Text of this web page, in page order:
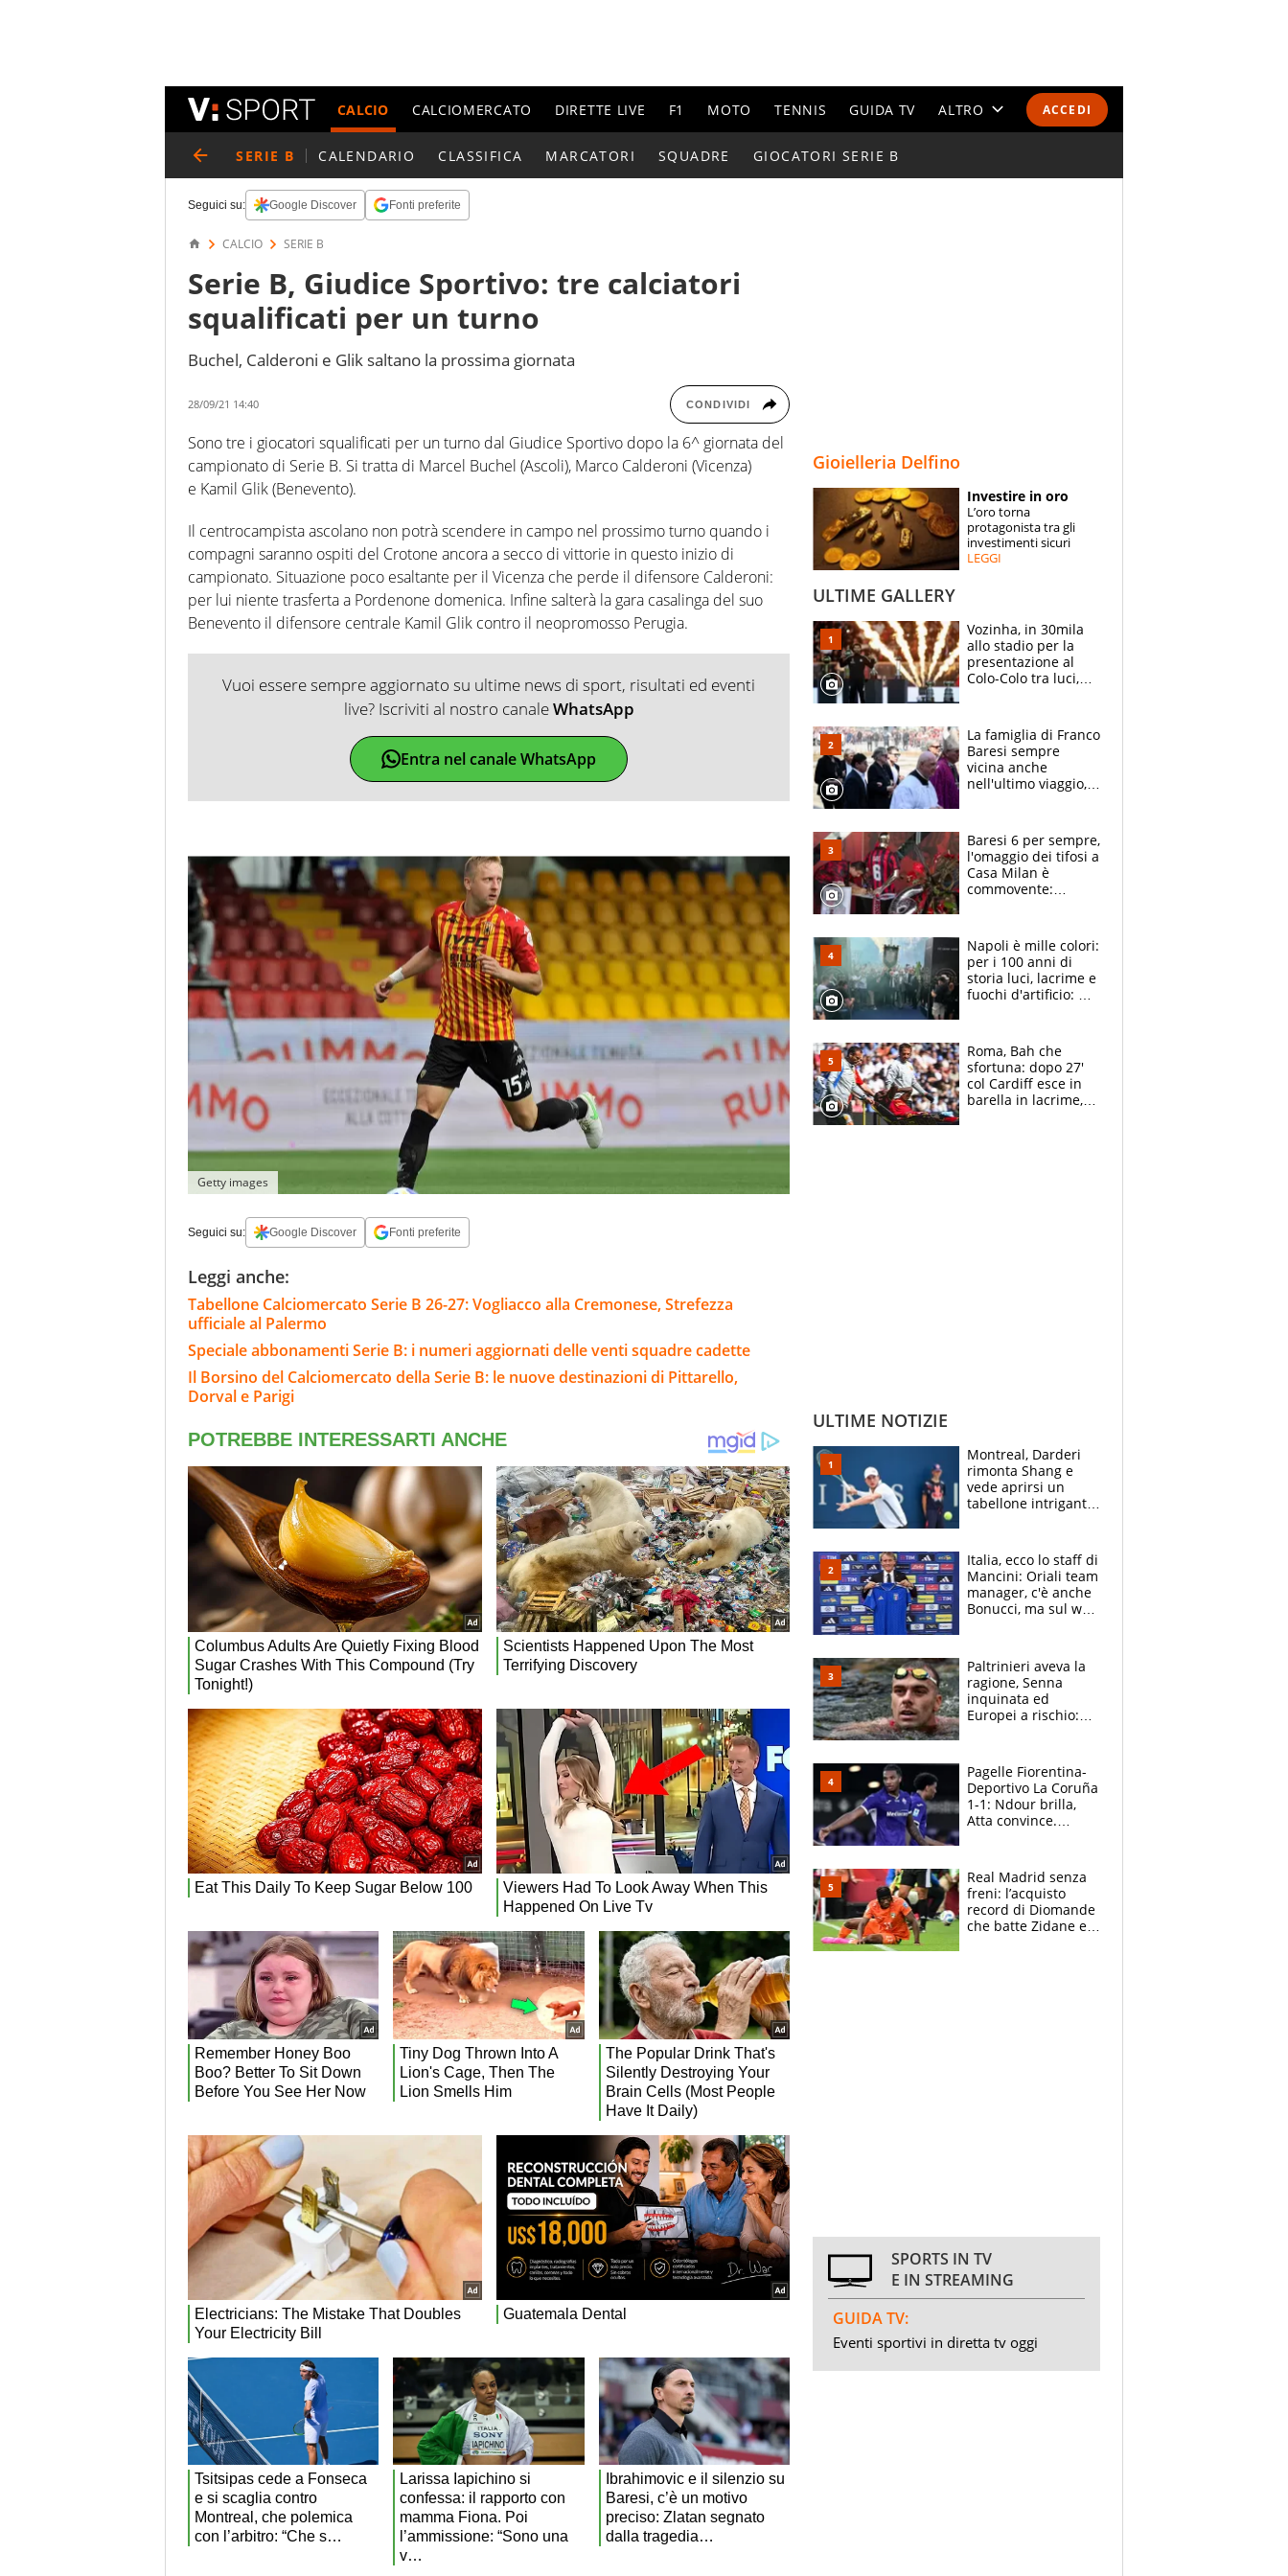
ACCEDI
CALCIO CALCIOMERCATO DIRETTE LIVE F1 MOTO TENNIS GUIDA TV ALTRO
ESPERTI
CONTATTI
SERIE B CALENDARIO CLASSIFICA MARCATORI SQUADRE GIOCATORI SERIE B
Seguici su: Google Discover Fonti preferite
CALCIO SERIE B
Serie B, Giudice Sportivo: tre calciatori
squalificati per un turno
Buchel, Calderoni e Glik saltano la prossima giornata
28/09/21 14:40 CONDIVIDI
Sono tre i giocatori squalificati per un turno dal Giudice Sportivo dopo la 6^ giornata del
campionato di Serie B. Si tratta di Marcel Buchel (Ascoli), Marco Calderoni (Vicenza)
e Kamil Glik (Benevento).
Il centrocampista ascolano non potrà scendere in campo nel prossimo turno quando i
compagni saranno ospiti del Crotone ancora a secco di vittorie in questo inizio di
campionato. Situazione poco esaltante per il Vicenza che perde il difensore Calderoni:
per lui niente trasferta a Pordenone domenica. Infine salterà la gara casalinga del suo
Benevento il difensore centrale Kamil Glik contro il neopromosso Perugia.
Vuoi essere sempre aggiornato su ultime news di sport, risultati ed eventi
live? Iscriviti al nostro canaleWhatsApp
Entra nel canale WhatsApp
Getty images
Seguici su: Google Discover Fonti preferite
Leggi anche:
Tabellone Calciomercato Serie B 26-27: Vogliacco alla Cremonese, Strefezza
ufficiale al Palermo
Speciale abbonamenti Serie B: i numeri aggiornati delle venti squadre cadette
Il Borsino del Calciomercato della Serie B: le nuove destinazioni di Pittarello,
Dorval e Parigi
Gioielleria Delfino
Investire in oro
L’oro torna
protagonista tra gli
investimenti sicuri
LEGGI
ULTIME GALLERY
Vozinha, in 30mila
allo stadio per la
presentazione al
Colo-Colo tra luci,
La famiglia di Franco
Baresi sempre
vicina anche
nell'ultimo viaggio,
circondati
dall'affetto dei tifosi
Baresi 6 per sempre,
l'omaggio dei tifosi a
Casa Milan è
commovente:
bigliettini
Napoli è mille colori:
per i 100 anni di
storia luci, lacrime e
fuochi d'artificio: De
Roma, Bah che
sfortuna: dopo 27'
col Cardiff esce in
barella in lacrime,
ULTIME NOTIZIE
Montreal, Darderi
rimonta Shang e
vede aprirsi un
tabellone intrigante:
felice del mio livello"
Italia, ecco lo staff di
Mancini: Oriali team
manager, c'è anche
Bonucci, ma sul web
Paltrinieri aveva la
ragione, Senna
inquinata ed
Europei a rischio:
adesso
Pagelle Fiorentina-
Deportivo La Coruña
1-1: Ndour brilla,
Atta convince.
Real Madrid senza
freni: l’acquisto
record di Diomande
che batte Zidane e
SPORTS IN TV
E IN STREAMING
GUIDA TV:
Eventi sportivi in diretta tv oggi